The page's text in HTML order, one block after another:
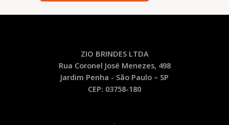
–
ZIO BRINDES LTDA
Rua Coronel José Menezes, 498
Jardim Penha - São Paulo – SP
CEP: 03758-180
.